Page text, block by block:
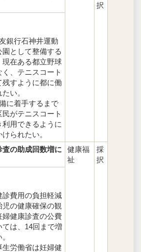
択
銀行石神井運動
として整備する
現在ある都立野球
、テニスコート
残すように都に働
い。
に着手するまで
がテニスコート
利用できるように
られたい。
査の助成回数増に
健康福
祉
採
択
費用の負担軽減
児の健康確保の観
婦健康診査の公費
ては、14回まで増
労働省は妊婦健